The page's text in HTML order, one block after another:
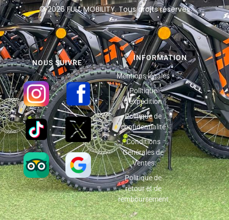
© 2026 FULL MOBILITY. Tous droits réservés
NOUS SUIVRE
INFORMATION
Mentions légales
Politique
d'expédition
Politique de
confidentialité
Conditions
Générales de
Ventes
Politique de
retour et de
remboursement